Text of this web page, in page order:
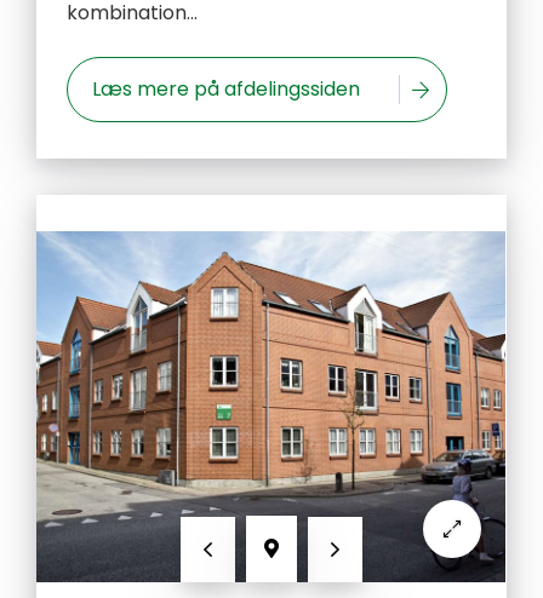
kombination...
Læs mere på afdelingssiden
Forrige Næste